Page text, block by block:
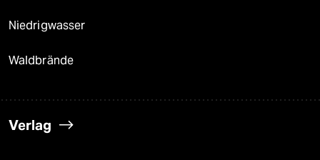
Niedrigwasser
Waldbrände
Verlag